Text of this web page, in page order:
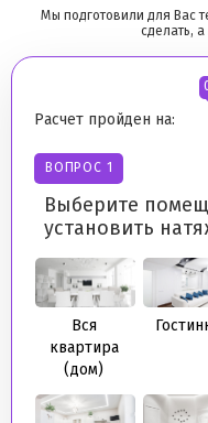
Мы подготовили для Вас
сделать,
Расчет пройден на:
ВОПРОС 1
Выберите
установить
Вся
квартира
(дом)